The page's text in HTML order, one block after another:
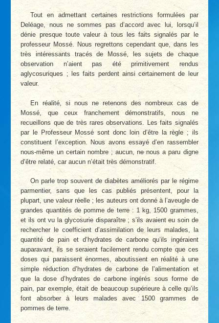
Tout en admettant certaines restrictions formulées par
Deléage, nous ne sommes pas d’accord avec lui, lorsqu’il
dénie presque toute valeur à tous les faits signalés par le
professeur Mossé. Nous regrettons cependant que, dans les
très intéressants tracés de Mossé, les sujets de chaque
observation n’aient pas été primitivement rendus
aglycosuriques ; les faits perdent ainsi certainement de leur
valeur.
En réalité, si nous ne retenons des nombreux cas de
Mossé, que ceux franchement démonstratifs, nous ne
recueillons que de très rares observations. Les faits signalés
par le Professeur Mossé sont donc loin d’être la règle ; ils
constituent l’exception. Nous avons essayé d’en rassembler
nous-même un certain nombre ; aucun, ne nous a paru digne
d’être relaté, car aucun n’était très démonstratif.
On parle trop souvent de diabètes améliorés par le régime
parmentier, sans que les cas publiés présentent, pour la
plupart, une valeur réelle ; les auteurs ont donné à l’aveugle de
grandes quantités de pomme de terre : 1 kg, 1500 grammes,
et ils ont vu la glycosurie disparaître ; s’ils avaient eu soin de
rechercher le coefficient d’assimilation de leurs malades, la
quantité de pain et d’hydrates de carbone qu’ils ingéraient
auparavant, ils se seraient facilement rendu compte que ces
doses qui paraissent énormes, aboutissent en réalité à une
simple réduction d’hydrates de carbone de l’alimentation et
que la dose d’hydrates de carbone ingérés sous forme de
pain, par exemple, était de beaucoup supérieure à celle qu’ils
font absorber à leurs malades avec 1500 grammes de
pommes de terre.